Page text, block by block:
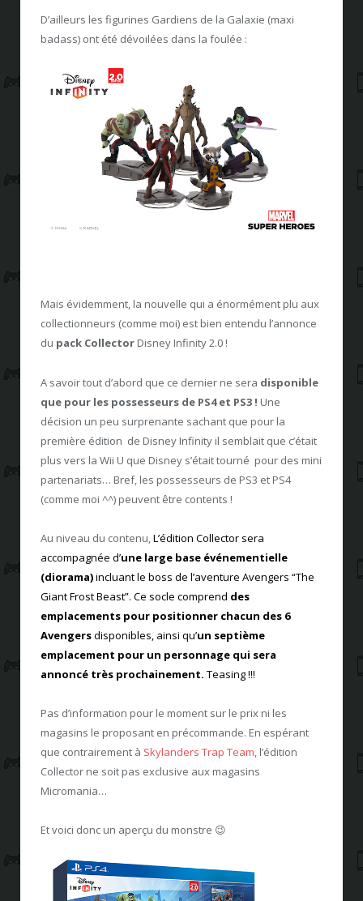
D’ailleurs les figurines Gardiens de la Galaxie (maxi
badass) ont été dévoilées dans la foulée :
Mais évidemment, la nouvelle qui a énormément plu aux
collectionneurs (comme moi) est bien entendu l’annonce
du pack Collector Disney Infinity 2.0 !
A savoir tout d’abord que ce dernier ne sera disponible
que pour les possesseurs de PS4 et PS3 ! Une
décision un peu surprenante sachant que pour la
première édition de Disney Infinity il semblait que c’était
plus vers la Wii U que Disney s’était tourné pour des mini
partenariats… Bref, les possesseurs de PS3 et PS4
(comme moi ^^) peuvent être contents !
Au niveau du contenu,L’édition Collector sera
accompagnée d’une large base événementielle
(diorama)incluant le boss de l’aventure Avengers “The
Giant Frost Beast”. Ce socle comprend des
emplacements pour positionner chacun des 6
Avengersdisponibles, ainsi qu’un septième
emplacement pour un personnage qui sera
annoncé très prochainement. Teasing !!!
Pas d’information pour le moment sur le prix ni les
magasins le proposant en précommande. En espérant
que contrairement à Skylanders Trap Team, l’édition
Collector ne soit pas exclusive aux magasins
Micromania…
Et voici donc un aperçu du monstre 😉